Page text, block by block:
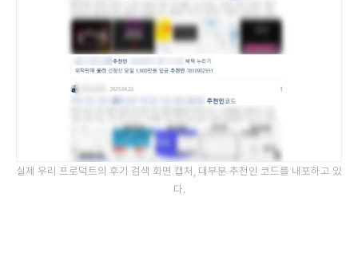
실제 우리 프로덕트의 후기 검색 화면 캡처, 대부분 추천인 코드를 내포하고 있
다.